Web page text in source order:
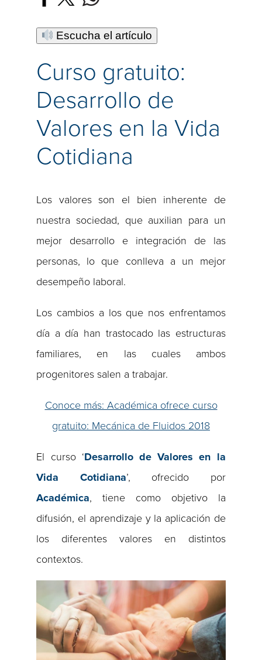
Escucha el artículo
Curso gratuito:
Desarrollo de
Valores en la Vida
Cotidiana
Los valores son el bien inherente de
nuestra sociedad, que auxilian para un
mejor desarrollo e integración de las
personas, lo que conlleva a un mejor
desempeño laboral.
Los cambios a los que nos enfrentamos
día a día han trastocado las estructuras
familiares, en las cuales ambos
progenitores salen a trabajar.
Conoce más: Académica ofrece curso
gratuito: Mecánica de Fluidos 2018
El curso ‘Desarrollo de Valores en la
Vida Cotidiana’, ofrecido por
Académica, tiene como objetivo la
difusión, el aprendizaje y la aplicación de
los diferentes valores en distintos
contextos.